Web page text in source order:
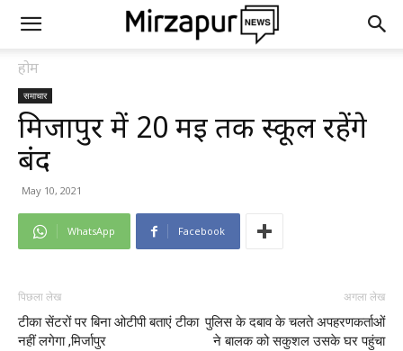
होम
समाचार
मिर्जापुर में 20 मई तक स्कूल रहेंगे
बंद
May 10, 2021
WhatsApp Facebook
पिछला लेख
टीका सेंटरों पर बिना ओटीपी बताएं टीका
नहीं लगेगा ,मिर्जापुर
अगला लेख
पुलिस के दबाव के चलते अपहरणकर्ताओं
ने बालक को सकुशल उसके घर पहुंचा